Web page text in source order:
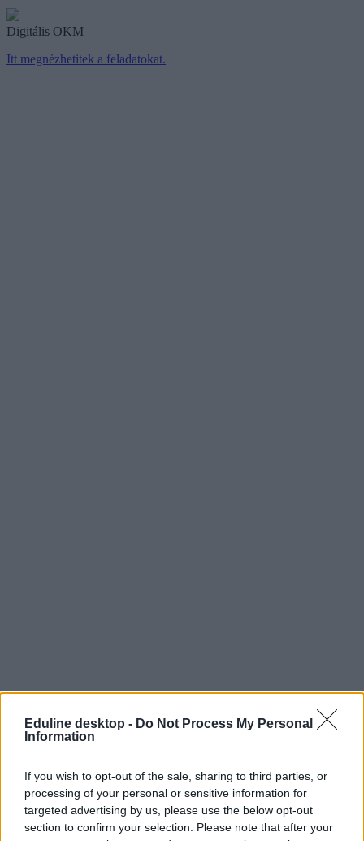
Eduline desktop - Do Not Process My Personal
Information
If you wish to opt-out of the sale, sharing to third parties, or
processing of your personal or sensitive information for
targeted advertising by us, please use the below opt-out
section to confirm your selection. Please note that after your
Digitális OKM
Itt megnézhetitek a feladatokat.